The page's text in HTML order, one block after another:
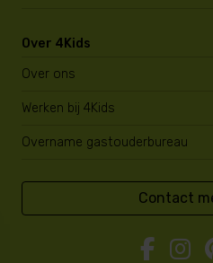
Over 4Kids
Over ons
Werken bij 4Kids
Overname gastouderbureau
Contact